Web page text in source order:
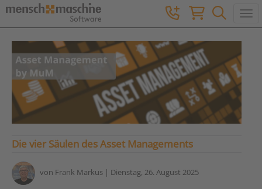
Die vier Säulen des Asset Managements
von Frank Markus | Dienstag, 26. August 2025